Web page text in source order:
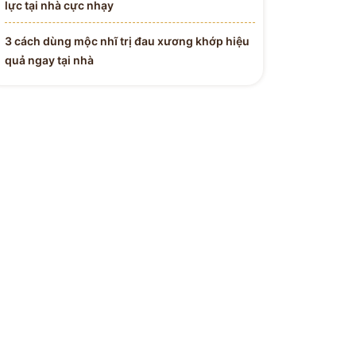
lực tại nhà cực nhạy
3 cách dùng mộc nhĩ trị đau xương khớp hiệu
quả ngay tại nhà